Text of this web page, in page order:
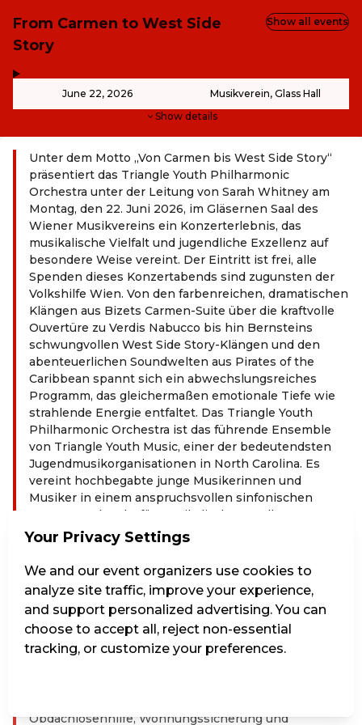
From Carmen to West Side
Story
June 22, 2026 Musikverein, Glass Hall
Show details
Show all events
Unter dem Motto „Von Carmen bis West Side Story“
präsentiert das Triangle Youth Philharmonic
Orchestra unter der Leitung von Sarah Whitney am
Montag, den 22. Juni 2026, im Gläsernen Saal des
Wiener Musikvereins ein Konzerterlebnis, das
musikalische Vielfalt und jugendliche Exzellenz auf
besondere Weise vereint. Der Eintritt ist frei, alle
Spenden dieses Konzertabends sind zugunsten der
Volkshilfe Wien. Von den farbenreichen, dramatischen
Klängen aus Bizets Carmen-Suite über die kraftvolle
Ouvertüre zu Verdis Nabucco bis hin Bernsteins
schwungvollen West Side Story-Klängen und den
abenteuerlichen Soundwelten aus Pirates of the
Caribbean spannt sich ein abwechslungsreiches
Programm, das gleichermaßen emotionale Tiefe wie
strahlende Energie entfaltet. Das Triangle Youth
Philharmonic Orchestra ist das führende Ensemble
von Triangle Youth Music, einer der bedeutendsten
Jugendmusikorganisationen in North Carolina. Es
vereint hochbegabte junge Musikerinnen und
Musiker in einem anspruchsvollen sinfonischen
Kontext und steht für musikalische Exzellenz,
engagierte Nachwuchsförderung und ein starkes
Gemeinschaftsgefühl. Als offizielles Jugendorchester
des North Carolina Symphony prägt es seit vielen
Jahren das kulturelle Leben der Region. Die Volkshilfe
Wien ist eine der größten sozialen Organisationen in
Wien. Sie unterstützt, berät und betreut Menschen in
allen Lebenslagen. Mit ihren mehr als 1.800
Mitarbeiter*innen arbeitet die Volkshilfe Wien als
Obdachlosenhilfe, Wohnungssicherung und
Your Privacy Settings
We and our event organizers use cookies to
analyze site traffic, improve your experience,
and support personalized advertising. You can
choose to accept all, reject non-essential
tracking, or customize your preferences.